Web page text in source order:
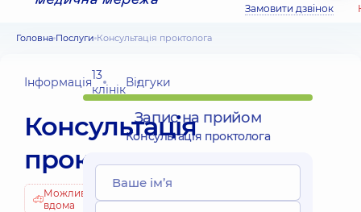
Замовити дзвінок
Головна Послуги Консультація проктолога
Інформація13
клінікВідгуки
Консультація
проктолога
Можливо
вдома
Запис на прийом
Консультація проктолога